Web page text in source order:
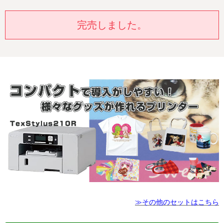
≫その他のセットはこちら
完売しました。